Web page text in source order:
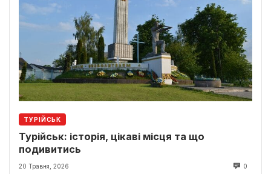
ТУРІЙСЬК
Турійськ: історія, цікаві місця та що
подивитись
20 Травня, 2026 0